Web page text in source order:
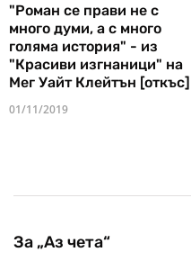
"Роман се прави не с
много думи, а с много
голяма история" - из
"Красиви изгнаници" на
Мег Уайт Клейтън [откъс]
01/11/2019
За „Аз чета“